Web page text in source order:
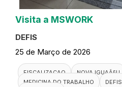
Visita a MSWORK
DEFIS
25 de Março de 2026
FISCALIZACAO
NOVA IGUAÃ§U
MEDICINA DO TRABALHO
DEFIS